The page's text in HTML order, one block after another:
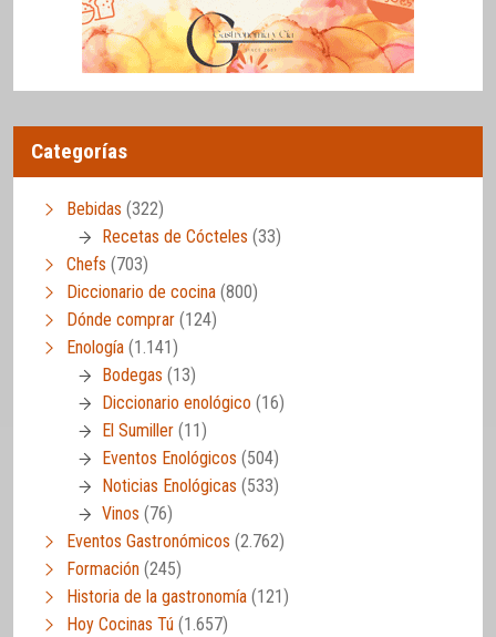
Categorías
Bebidas (322)
Recetas de Cócteles (33)
Chefs (703)
Diccionario de cocina (800)
Dónde comprar (124)
Enología (1.141)
Bodegas (13)
Diccionario enológico (16)
El Sumiller (11)
Eventos Enológicos (504)
Noticias Enológicas (533)
Vinos (76)
Eventos Gastronómicos (2.762)
Formación (245)
Historia de la gastronomía (121)
Hoy Cocinas Tú (1.657)